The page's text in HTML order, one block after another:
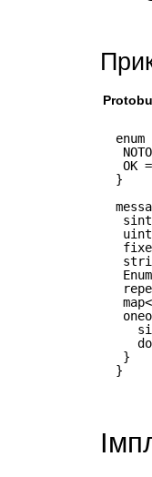
enum
OK
}
}
}